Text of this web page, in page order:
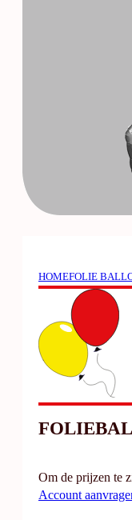
HOMEFOLIE
Om de prijzen te
Account